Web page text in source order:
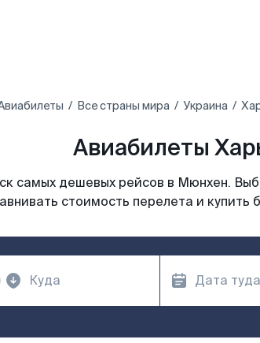
Все страны мира Украина
Авиабилеты
самых дешевых рейсов в Мюнхен.
стоимость перелета и